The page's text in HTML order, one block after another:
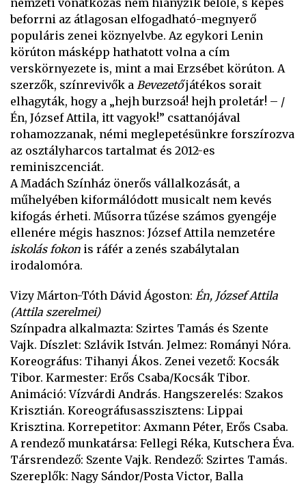
nemzeti vonatkozás nem hiányzik belőle, s képes
beforrni az átlagosan elfogadható-megnyerő
populáris zenei köznyelvbe. Az egykori Lenin
körúton másképp hathatott volna a cím
verskörnyezete is, mint a mai Erzsébet körúton. A
szerzők, színrevivők a Bevezetőjátékos sorait
elhagyták, hogy a „hejh burzsoá! hejh proletár! – /
Én, József Attila, itt vagyok!” csattanójával
rohamozzanak, némi meglepetésünkre forszírozva
az osztályharcos tartalmat és 2012-es
reminiszcenciát.
A Madách Színház önerős vállalkozását, a
műhelyében kiformálódott musicalt nem kevés
kifogás érheti. Műsorra tűzése számos gyengéje
ellenére mégis hasznos: József Attila nemzetére
iskolás fokon is ráfér a zenés szabálytalan
irodalomóra.
Vizy Márton-Tóth Dávid Ágoston: Én, József Attila
(Attila szerelmei)
Színpadra alkalmazta: Szirtes Tamás és Szente
Vajk. Díszlet: Szlávik István. Jelmez: Rományi Nóra.
Koreográfus: Tihanyi Ákos. Zenei vezető: Kocsák
Tibor. Karmester: Erős Csaba/Kocsák Tibor.
Animáció: Vízvárdi András. Hangszerelés: Szakos
Krisztián. Koreográfusasszisztens: Lippai
Krisztina. Korrepetitor: Axmann Péter, Erős Csaba.
A rendező munkatársa: Fellegi Réka, Kutschera Éva.
Társrendező: Szente Vajk. Rendező: Szirtes Tamás.
Szereplők: Nagy Sándor/Posta Victor, Balla